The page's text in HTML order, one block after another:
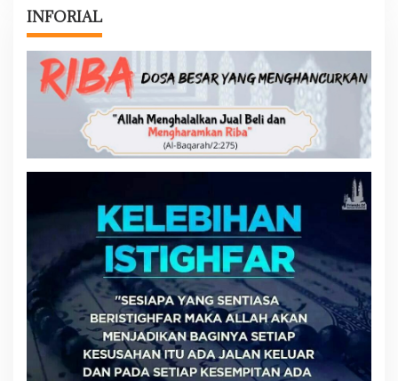
INFORIAL